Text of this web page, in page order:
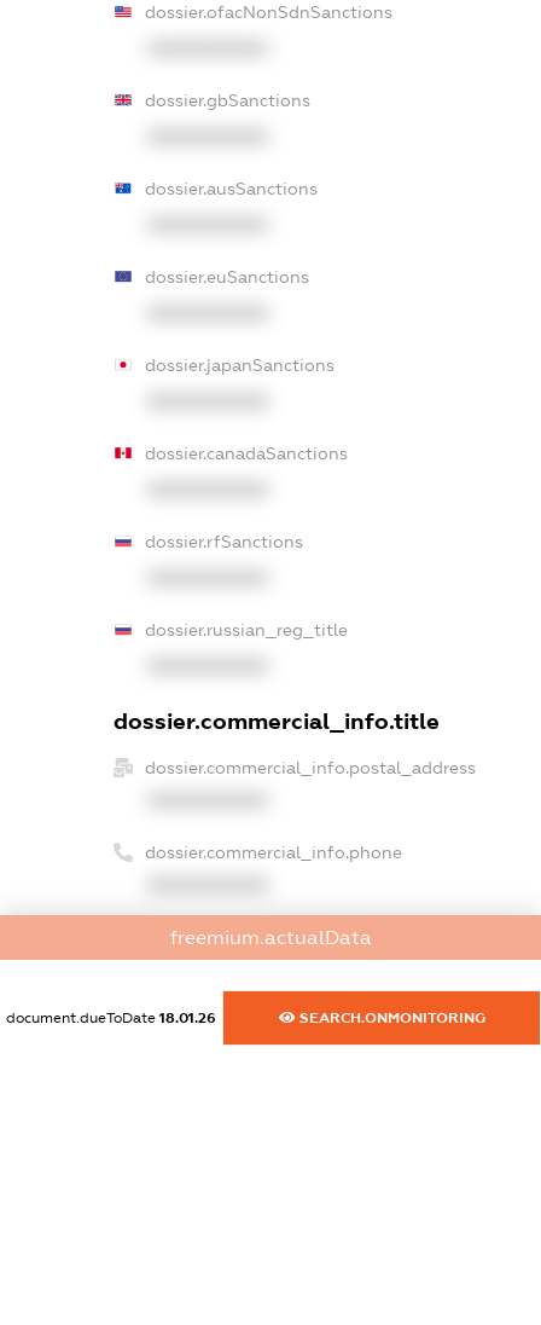
dossier.ofacNonSdnSanctions
dossier.gbSanctions
dossier.ausSanctions
dossier.euSanctions
dossier.japanSanctions
dossier.canadaSanctions
dossier.rfSanctions
dossier.russian_reg_title
dossier.commercial_info.title
dossier.commercial_info.postal_address
dossier.commercial_info.phone
dossier.commercial_info.fax
dossier.commercial_info.email
freemium.actualData
document.dueToDate 18.01.26 SEARCH.ONMONITORING